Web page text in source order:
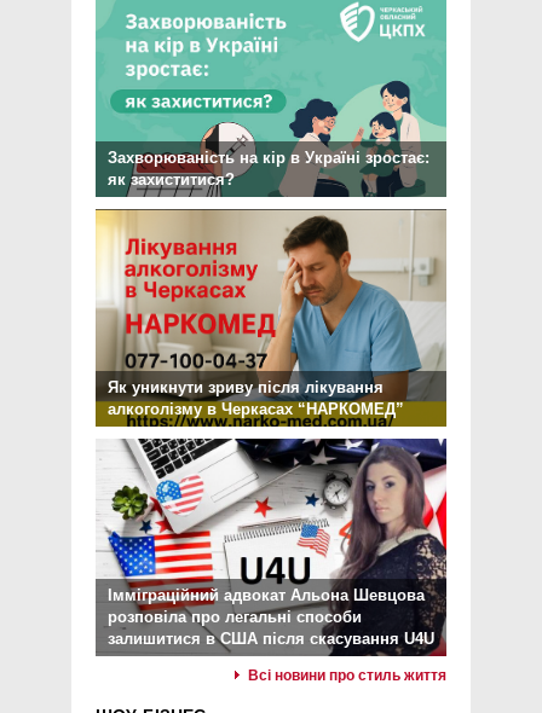
Захворюваність на кір в Україні зростає:
як захиститися?
Як уникнути зриву після лікування
алкоголізму в Черкасах “НАРКОМЕД”
Імміграційний адвокат Альона Шевцова
розповіла про легальні способи
залишитися в США після скасування U4U
Всі новини про стиль життя